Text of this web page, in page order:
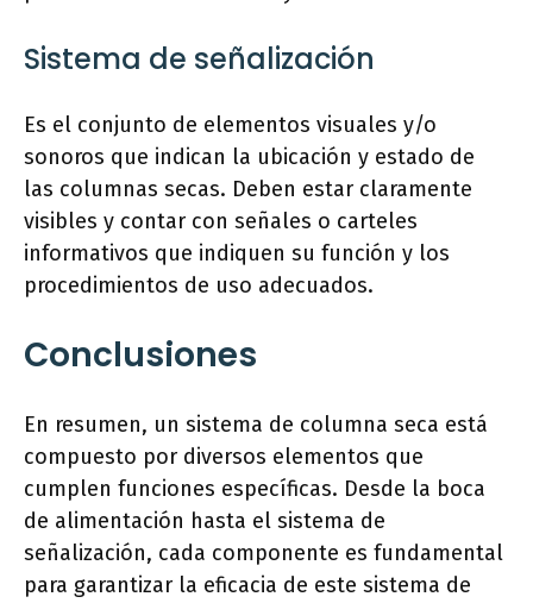
Sistema de señalización
Es el conjunto de elementos visuales y/o
sonoros que indican la ubicación y estado de
las columnas secas. Deben estar claramente
visibles y contar con señales o carteles
informativos que indiquen su función y los
procedimientos de uso adecuados.
Conclusiones
En resumen, un sistema de columna seca está
compuesto por diversos elementos que
cumplen funciones específicas. Desde la boca
de alimentación hasta el sistema de
señalización, cada componente es fundamental
para garantizar la eficacia de este sistema de